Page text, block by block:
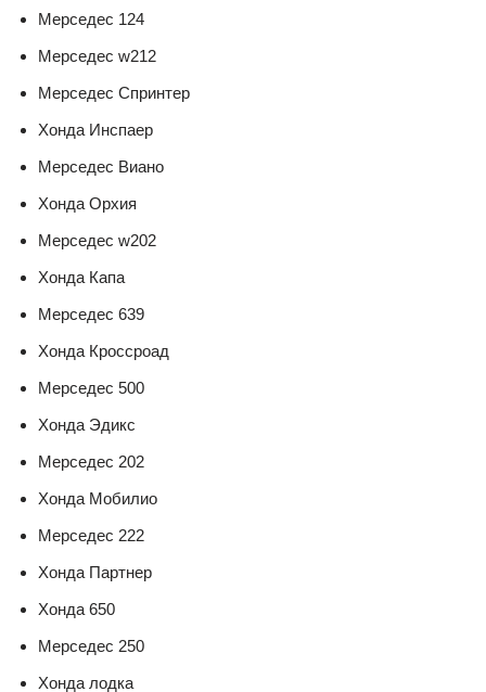
Мерседес 124
Мерседес w212
Мерседес Спринтер
Хонда Инспаер
Мерседес Виано
Хонда Орхия
Мерседес w202
Хонда Капа
Мерседес 639
Хонда Кроссроад
Мерседес 500
Хонда Эдикс
Мерседес 202
Хонда Мобилио
Мерседес 222
Хонда Партнер
Хонда 650
Мерседес 250
Хонда лодка